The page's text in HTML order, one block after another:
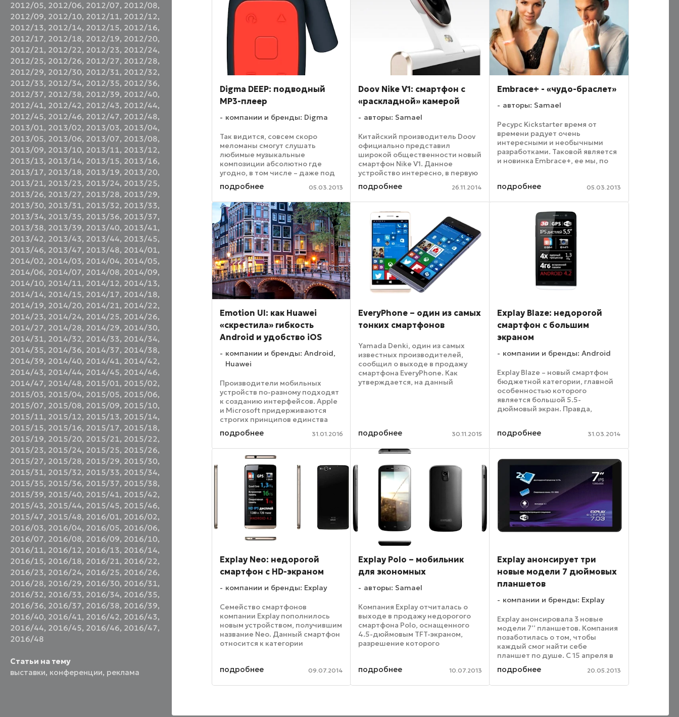
2012/05, 2012/06, 2012/07, 2012/08,
2012/09, 2012/10, 2012/11, 2012/12,
2012/13, 2012/14, 2012/15, 2012/16,
2012/17, 2012/18, 2012/19, 2012/20,
2012/21, 2012/22, 2012/23, 2012/24,
2012/25, 2012/26, 2012/27, 2012/28,
2012/29, 2012/30, 2012/31, 2012/32,
2012/33, 2012/34, 2012/35, 2012/36,
2012/37, 2012/38, 2012/39, 2012/40,
2012/41, 2012/42, 2012/43, 2012/44,
2012/45, 2012/46, 2012/47, 2012/48,
2013/01, 2013/02, 2013/03, 2013/04,
2013/05, 2013/06, 2013/07, 2013/08,
2013/09, 2013/10, 2013/11, 2013/12,
2013/13, 2013/14, 2013/15, 2013/16,
2013/17, 2013/18, 2013/19, 2013/20,
2013/21, 2013/23, 2013/24, 2013/25,
2013/26, 2013/27, 2013/28, 2013/29,
2013/30, 2013/31, 2013/32, 2013/33,
2013/34, 2013/35, 2013/36, 2013/37,
2013/38, 2013/39, 2013/40, 2013/41,
2013/42, 2013/43, 2013/44, 2013/45,
2013/46, 2013/47, 2013/48, 2014/01,
2014/02, 2014/03, 2014/04, 2014/05,
2014/06, 2014/07, 2014/08, 2014/09,
2014/10, 2014/11, 2014/12, 2014/13,
2014/14, 2014/15, 2014/17, 2014/18,
2014/19, 2014/20, 2014/21, 2014/22,
2014/23, 2014/24, 2014/25, 2014/26,
2014/27, 2014/28, 2014/29, 2014/30,
2014/31, 2014/32, 2014/33, 2014/34,
2014/35, 2014/36, 2014/37, 2014/38,
2014/39, 2014/40, 2014/41, 2014/42,
2014/43, 2014/44, 2014/45, 2014/46,
2014/47, 2014/48, 2015/01, 2015/02,
2015/03, 2015/04, 2015/05, 2015/06,
2015/07, 2015/08, 2015/09, 2015/10,
2015/11, 2015/12, 2015/13, 2015/14,
2015/15, 2015/16, 2015/17, 2015/18,
2015/19, 2015/20, 2015/21, 2015/22,
2015/23, 2015/24, 2015/25, 2015/26,
2015/27, 2015/28, 2015/29, 2015/30,
2015/31, 2015/32, 2015/33, 2015/34,
2015/35, 2015/36, 2015/37, 2015/38,
2015/39, 2015/40, 2015/41, 2015/42,
2015/43, 2015/44, 2015/45, 2015/46,
2015/47, 2015/48, 2016/01, 2016/02,
2016/03, 2016/04, 2016/05, 2016/06,
2016/07, 2016/08, 2016/09, 2016/10,
2016/11, 2016/12, 2016/13, 2016/14,
2016/15, 2016/18, 2016/21, 2016/22,
2016/23, 2016/24, 2016/25, 2016/26,
2016/28, 2016/29, 2016/30, 2016/31,
2016/32, 2016/33, 2016/34, 2016/35,
2016/36, 2016/37, 2016/38, 2016/39,
2016/40, 2016/41, 2016/42, 2016/43,
2016/44, 2016/45, 2016/46, 2016/47,
2016/48
Статьи на тему
выставки, конференции, реклама
Digma DEEP: подводный
MP3-плеер
компании и бренды: Digma
Так видится, совсем скоро
меломаны смогут слушать
любимые музыкальные
композиции абсолютно где
угодно, в том числе – даже под
водой. Именно для этого
предназначен MP3-плеер Digma
Deep, главная особенность
которого – защита корпуса от
влаги и брызг ...
подробнее 05.03.2013
Doov Nike V1: смартфон с
«раскладной» камерой
авторы: Samael
Китайский производитель Doov
официально представил
широкой общественности новый
смартфон Nike V1. Данное
устройство интересно, в первую
очередь, благодаря камере
очень необычной конструкции.
Дело в том, что данная камера
обладает «раскладным» ...
подробнее 26.11.2014
Embrace+ - «чудо-браслет»
авторы: Samael
Ресурс Kickstarter время от
времени радует очень
интересными и необычными
разработками. Таковой является
и новинка Embrace+, ее мы, по
браслетом». Устройство,
подробнее 05.03.2013
Emotion UI: как Huawei
«скрестила» гибкость
Android и удобство iOS
компании и бренды: Android,
Huawei
Производители мобильных
устройств по-разному подходят
к созданию интерфейсов. Apple
и Microsoft придерживаются
строгих принципов единства
дизайна, в то время как гаджеты
на Android бывают совершенно
непохожи друг на друга. Речь не
о внешнем виде ...
подробнее 31.01.2016
EveryPhone – один из самых
тонких смартфонов
Yamada Denki, один из самых
известных производителей,
сообщил о выходе в продажу
смартфона EveryPhone. Как
утверждается, на данный
знаменитого ...
подробнее 30.11.2015
Explay Blaze: недорогой
смартфон с большим
экраном
компании и бренды: Android
Explay Blaze – новый смартфон
бюджетной категории, главной
особенностью которого
является большой 5.5-
дюймовый экран. Правда,
насчитывает оно всего 960х540
подробнее 31.03.2014
Explay Neo: недорогой
смартфон с HD-экраном
компании и бренды: Explay
Семейство смартфонов
компании Explay пополнилось
новым устройством, получившим
название Neo. Данный смартфон
относится к категории
компания-производитель
подробнее 09.07.2014
Explay Polo – мобильник
для экономных
авторы: Samael
Компания Explay отчиталась о
выходе в продажу недорогого
смартфона Polo, оснащенного
4.5-дюймовым TFT-экраном,
разрешение которого
смартфона находится
подробнее 10.07.2013
Explay анонсирует три
новые модели 7 дюймовых
планшетов
компании и бренды: Explay
Explay анонсировала 3 новые
модели 7’’ планшетов. Компания
позаботилась о том, чтобы
каждый смог найти себе
планшет по душе. С 15 апреля в
продаже появился новый
планшет Surfer 7.32 с 3G-
подробнее 20.05.2013